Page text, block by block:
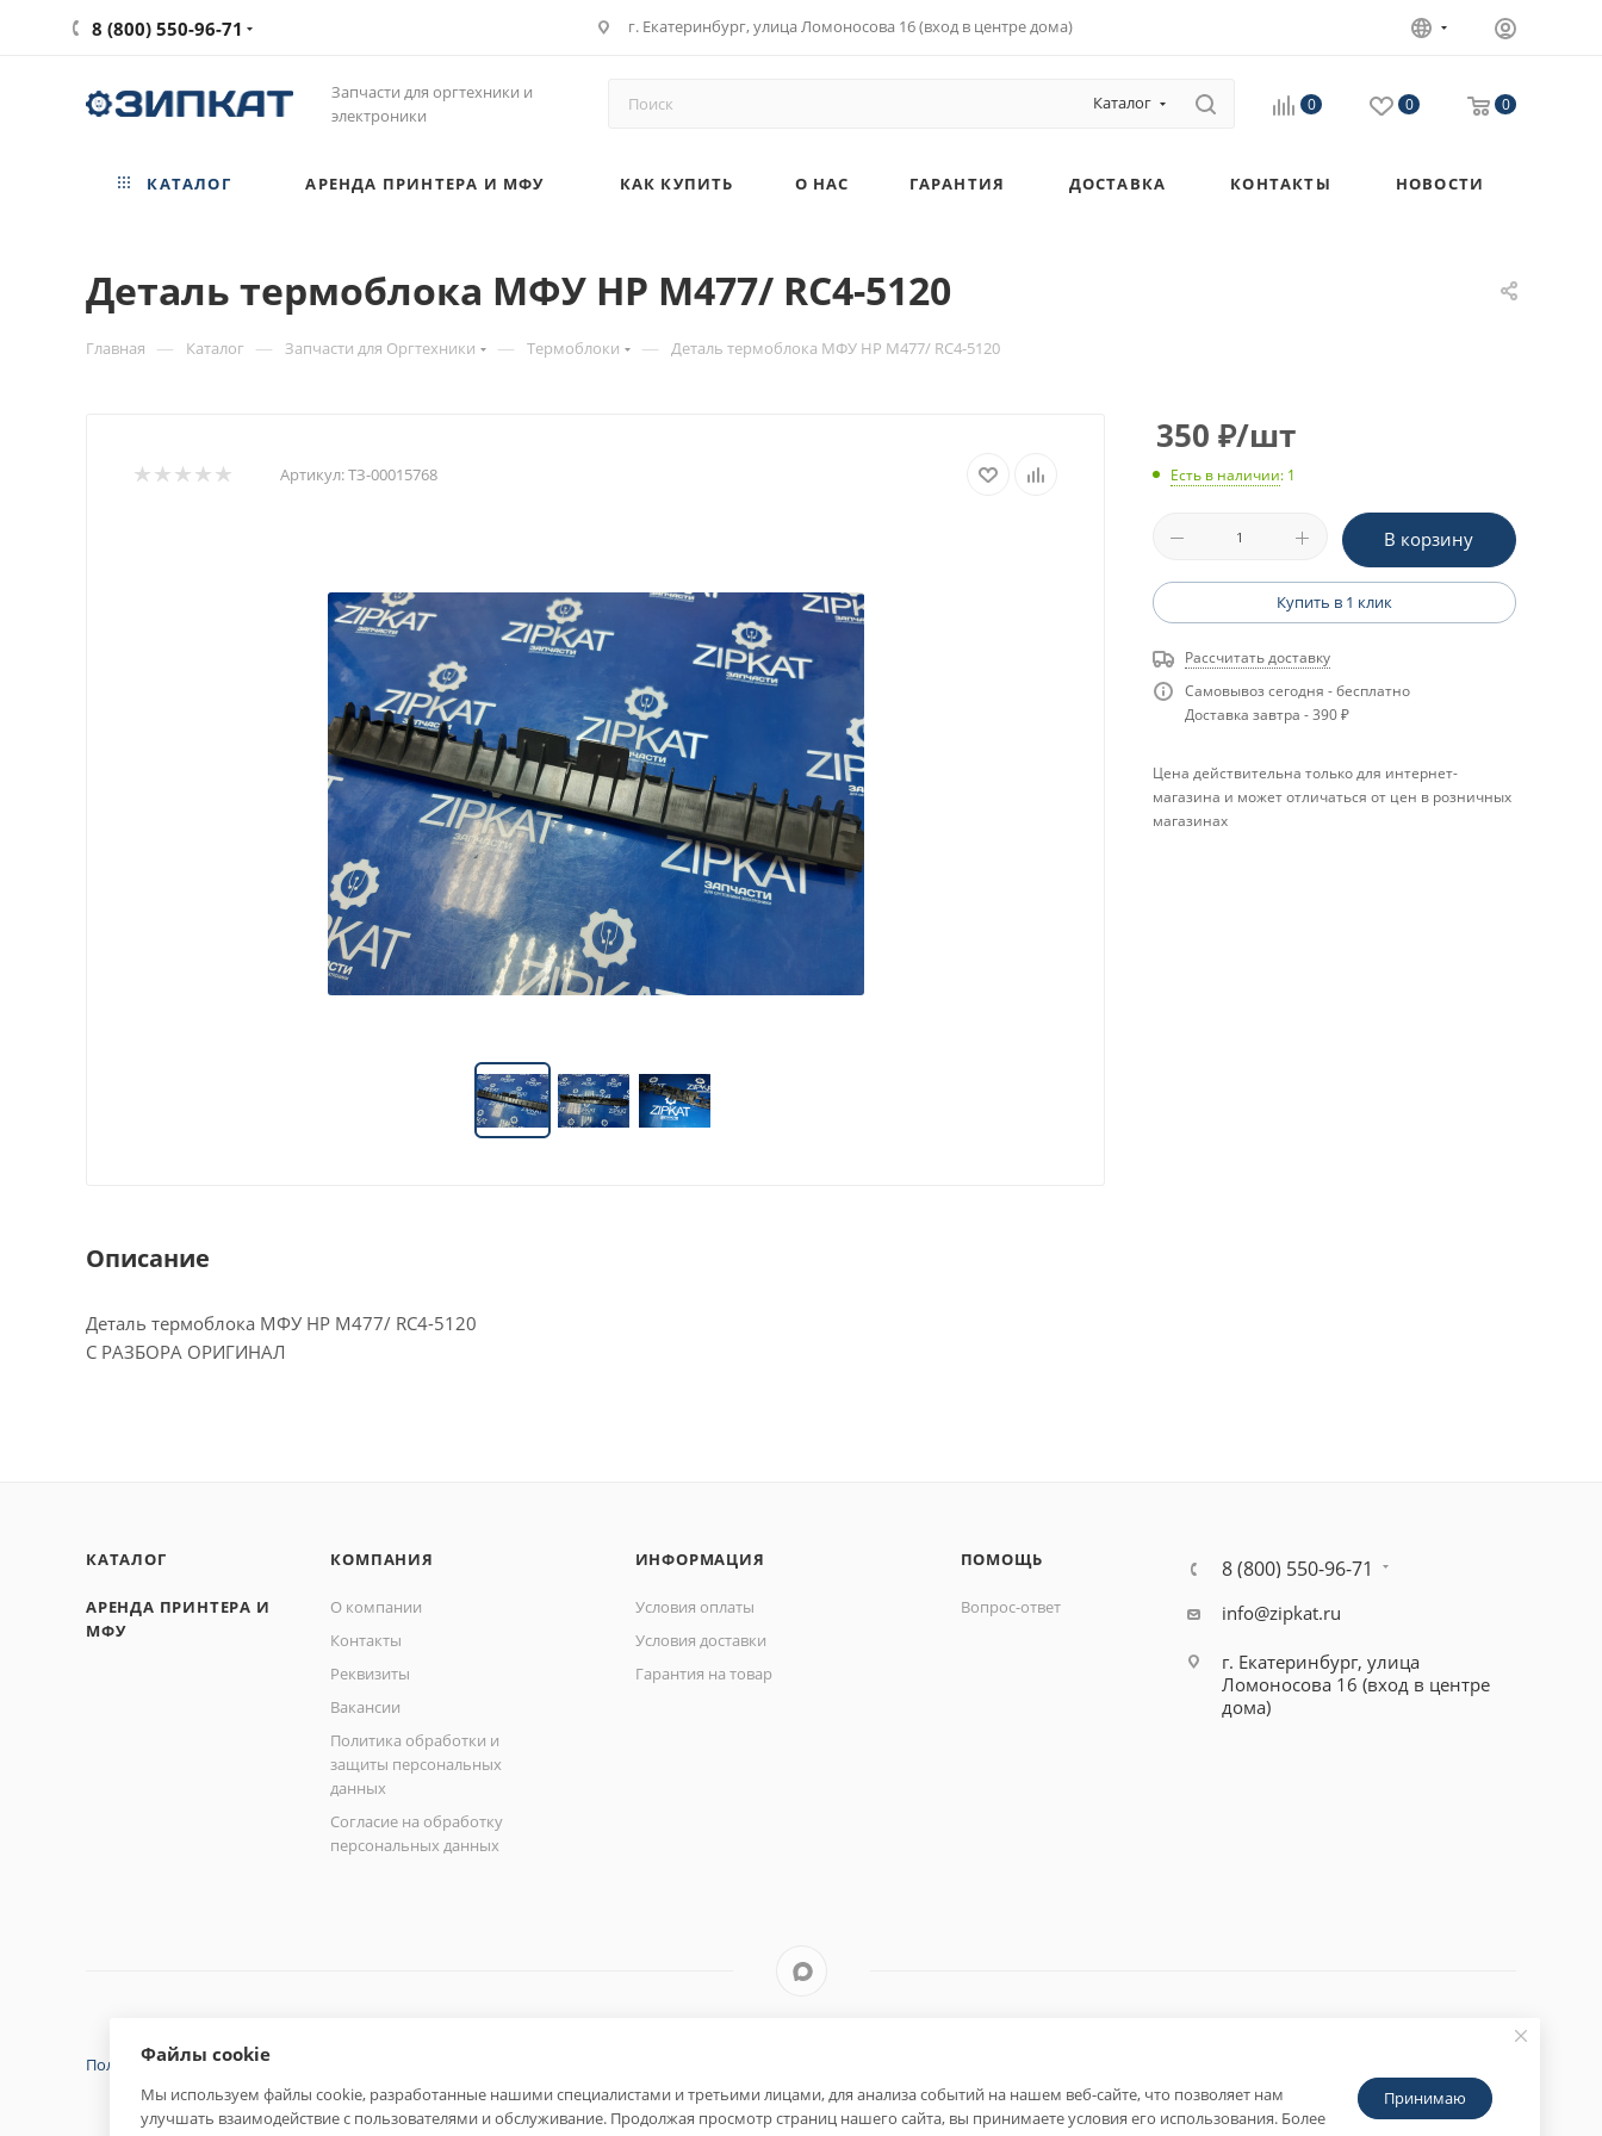
8 (800) 550-96-71 г. Екатеринбург, улица Ломоносова 16 (вход в центре дома)
Запчасти для оргтехники и
электроники
Каталог 0 0 0
КАТАЛОГ АРЕНДА ПРИНТЕРА И МФУ КАК КУПИТЬ О НАС ГАРАНТИЯ ДОСТАВКА КОНТАКТЫ НОВОСТИ
Деталь термоблока МФУ HP M477/ RC4-5120
Главная — Каталог — Запчасти для Оргтехники — Термоблоки — Деталь термоблока МФУ HP M477/ RC4-5120
Артикул:ТЗ-00015768
Описание
Деталь термоблока МФУ HP M477/ RC4-5120
С РАЗБОРА ОРИГИНАЛ
350 ₽/шт
Есть в наличии: 1
В корзину
Купить в 1 клик
Рассчитать доставку
Самовывоз сегодня - бесплатно
Доставка завтра - 390 ₽
Цена действительна только для интернет-
магазина и может отличаться от цен в розничных
магазинах
КАТАЛОГ
АРЕНДА ПРИНТЕРА И
МФУ
КОМПАНИЯ
О компании
Контакты
Реквизиты
Вакансии
Политика обработки и
защиты персональных
данных
Согласие на обработку
персональных данных
ИНФОРМАЦИЯ
Условия оплаты
Условия доставки
Гарантия на товар
ПОМОЩЬ
Вопрос-ответ
8 (800) 550-96-71
info@zipkat.ru
г. Екатеринбург, улица
Ломоносова 16 (вход в центре
дома)
Политика конфиденциальности
Файлы cookie
Мы используем файлы cookie, разработанные нашими специалистами и третьими лицами, для анализа событий на нашем веб-сайте, что позволяет нам
улучшать взаимодействие с пользователями и обслуживание. Продолжая просмотр страниц нашего сайта, вы принимаете условия его использования. Более
Принимаю